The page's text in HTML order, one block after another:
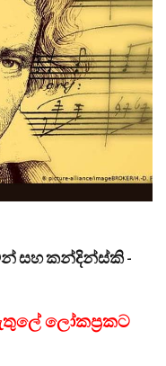
සහ කන්දින්ස්කි -
ලෝකප්‍රකට